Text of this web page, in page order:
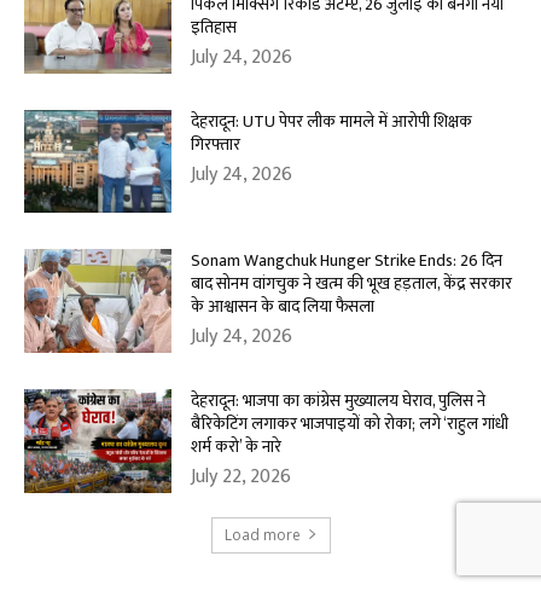
इतिहास
July 24, 2026
देहरादून: UTU पेपर लीक मामले में आरोपी शिक्षक
गिरफ्तार
July 24, 2026
Sonam Wangchuk Hunger Strike Ends: 26 दिन
बाद सोनम वांगचुक ने खत्म की भूख हड़ताल, केंद्र सरकार
के आश्वासन के बाद लिया फैसला
July 24, 2026
देहरादून: भाजपा का कांग्रेस मुख्यालय घेराव, पुलिस ने
बैरिकेटिंग लगाकर भाजपाइयों को रोका; लगे ‘राहुल गांधी
शर्म करो’ के नारे
July 22, 2026
Load more